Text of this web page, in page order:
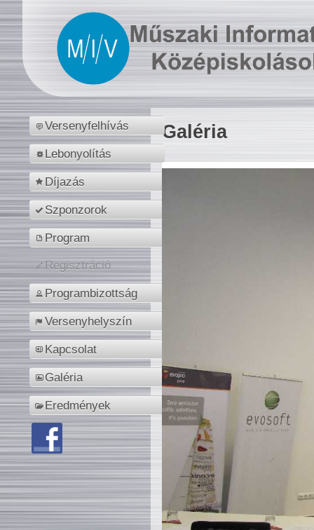
Versenyfelhívás
Lebonyolítás
Díjazás
Szponzorok
Program
Regisztráció
Programbizottság
Versenyhelyszín
Kapcsolat
Galéria
Eredmények
Galéria